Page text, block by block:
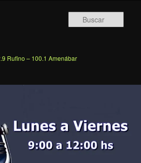
Rufino – 100.1 Amenábar